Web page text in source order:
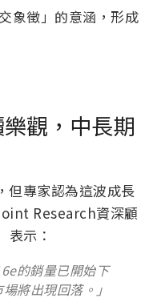
象徵」的意涵，形成
觀，中長期
但專家認為這波成長
Research資深顧
示：
的銷量已開始下
將出現回落。」